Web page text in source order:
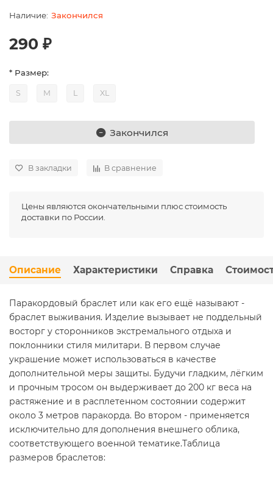
Закончился
290 ₽
* Размер:
S M L XL
Закончился
В закладки В сравнение
Цены являются окончательными плюс стоимость
доставки по России.
Описание Характеристики Справка
Паракордовый браслет или как его ещё называют -
браслет выживания. Изделие вызывает не поддельный
восторг у сторонников экстремального отдыха и
поклонники стиля милитари. В первом случае
украшение может использоваться в качестве
дополнительной меры защиты. Будучи гладким, лёгким
и прочным тросом он выдерживает до 200 кг веса на
растяжение и в расплетенном состоянии содержит
около 3 метров паракорда. Во втором - применяется
исключительно для дополнения внешнего облика,
соответствующего военной тематике.Таблица
размеров браслетов: